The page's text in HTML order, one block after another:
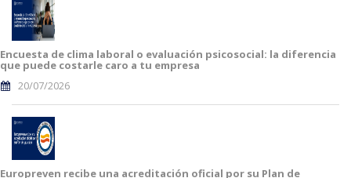
Encuesta de clima laboral o evaluación psicosocial: la diferencia
que puede costarle caro a tu empresa
20/07/2026
Europreven recibe una acreditación oficial por su Plan de